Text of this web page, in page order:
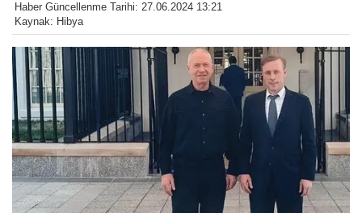
Haber Güncellenme Tarihi: 27.06.2024 13:21
Kaynak: Hibya